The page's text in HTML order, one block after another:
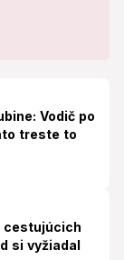
Vodič po
treste to
cestujúcich
si vyžiadal